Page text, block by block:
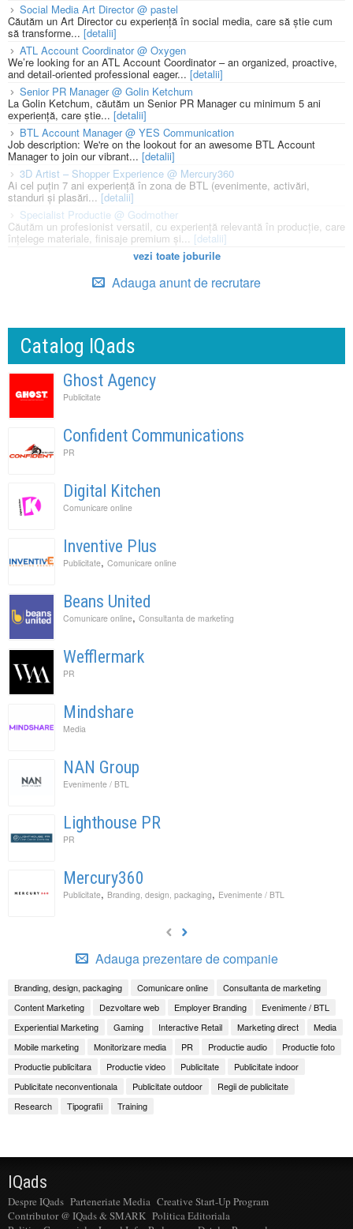
Social Media Art Director @ pastel
Căutăm un Art Director cu experiență în social media, care să știe cum
să transforme... [detalii]
ATL Account Coordinator @ Oxygen
We’re looking for an ATL Account Coordinator – an organized, proactive,
and detail-oriented professional eager... [detalii]
Senior PR Manager @ Golin Ketchum
La Golin Ketchum, căutăm un Senior PR Manager cu minimum 5 ani
experiență, care știe... [detalii]
BTL Account Manager @ YES Communication
Job description: We're on the lookout for an awesome BTL Account
Manager to join our vibrant... [detalii]
3D Artist – Shopper Experience @ Mercury360
Ai cel puțin 7 ani experiență în zona de BTL (evenimente, activări,
standuri și plasări... [detalii]
Specialist Productie @ Godmother
Căutăm un profesionist versatil, cu experiență relevantă în producție, care
înțelege materiale, finisaje premium și... [detalii]
vezi toate joburile
Adauga anunt de recrutare
Catalog IQads
Ghost Agency
Publicitate
Confident Communications
PR
Digital Kitchen
Comunicare online
Inventive Plus
Publicitate, Comunicare online
Beans United
Comunicare online, Consultanta de marketing
Wefflermark
PR
Mindshare
Media
NAN Group
Evenimente / BTL
Lighthouse PR
PR
Mercury360
Publicitate, Branding, design, packaging, Evenimente / BTL
Adauga prezentare de companie
Branding, design, packaging Comunicare online
Consultanta de marketing
Content Marketing
Dezvoltare web Employer Branding
Evenimente / BTL
Experiential Marketing
Gaming Interactive Retail Marketing direct
Media
Mobile marketing
Monitorizare media PR Productie audio
Productie foto
Productie publicitara
Productie video Publicitate
Publicitate indoor
Publicitate neconventionala
Publicitate outdoor
Regii de publicitate
Research
Tipografii Training
IQads
Despre IQads Parteneriate Media Creative Start-Up Program
Contributor @ IQads & SMARK Politica Editoriala